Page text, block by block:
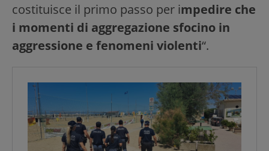
costituisce il primo passo per impedire che
i momenti di aggregazione sfocino in
aggressione e fenomeni violenti“.